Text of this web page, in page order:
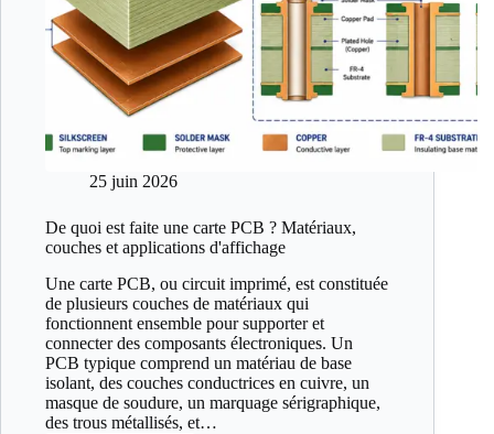
25 juin 2026
De quoi est faite une carte PCB ? Matériaux,
couches et applications d'affichage
Une carte PCB, ou circuit imprimé, est constituée
de plusieurs couches de matériaux qui
fonctionnent ensemble pour supporter et
connecter des composants électroniques. Un
PCB typique comprend un matériau de base
isolant, des couches conductrices en cuivre, un
masque de soudure, un marquage sérigraphique,
des trous métallisés, et…